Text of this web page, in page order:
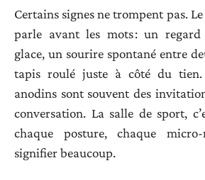
Certains signes ne trompent pas. Le
parle avant les mots : un
glace, un sourire spontané entre
tapis roulé juste à côté du tien.
anodins sont souvent des
conversation. La salle de sport,
chaque posture, chaque micro-
signifier beaucoup.